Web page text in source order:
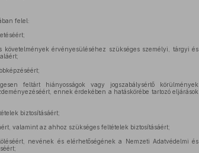
felel:
követelmények érvényesüléséhez szükséges személyi, tárgyi és
feltárt hiányosságok vagy jogszabálysértő körülmények
ennek érdekében a hatáskörébe tartozó eljárások
biztosításáért;
valamint az ahhoz szükséges feltételek biztosításáért;
nevének és elérhetőségének a Nemzeti Adatvédelmi és